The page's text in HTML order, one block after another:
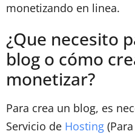
monetizando en linea.
¿Que necesito
blog o cómo
monetizar?
Para crea un blog, es
Servicio de Hosting